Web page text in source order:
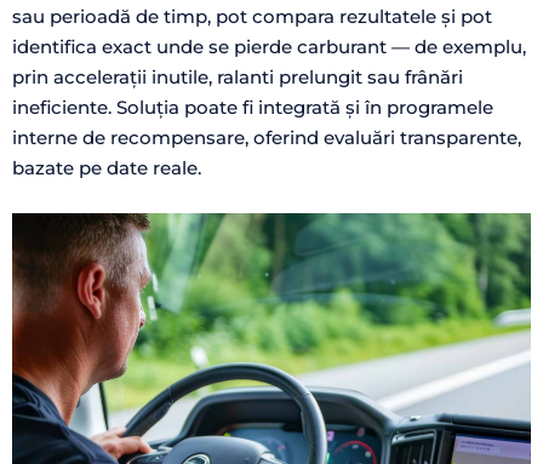
sau perioadă de timp, pot compara rezultatele și pot
identifica exact unde se pierde carburant — de exemplu,
prin accelerații inutile, ralanti prelungit sau frânări
ineficiente. Soluția poate fi integrată și în programele
interne de recompensare, oferind evaluări transparente,
bazate pe date reale.